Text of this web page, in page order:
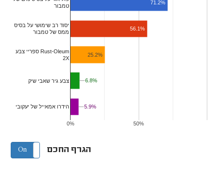
0% 50%
טמבור
יסוד רב שימושי על בסיס
ממס של טמבור
ספריי צבע Rust-Oleum
2X
צבע גיר שאבי שיק
הידרו אמאייל של יעקובי
71.2%
56.1%
25.2%
6.8%
6.8%
5.9%
5.9%
הגרף החכם On Off